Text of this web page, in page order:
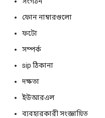
ফোন নাম্বারগুলো
ফটো
সম্পর্ক
sip ঠিকানা
দক্ষতা
ইউআরএল
ব্যবহারকারী সংজ্ঞায়িত